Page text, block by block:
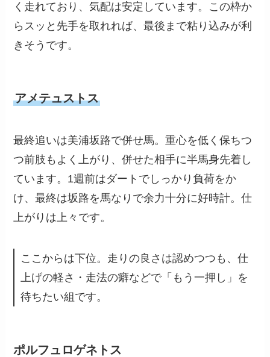
く走れており、気配は安定しています。この枠か
らスッと先手を取れれば、最後まで粘り込みが利
きそうです。
アメテュストス
最終追いは美浦坂路で併せ馬。重心を低く保ちつ
つ前肢もよく上がり、併せた相手に半馬身先着し
ています。1週前はダートでしっかり負荷をか
け、最終は坂路を馬なりで余力十分に好時計。仕
上がりは上々です。
ここからは下位。走りの良さは認めつつも、仕
上げの軽さ・走法の癖などで「もう一押し」を
待ちたい組です。
ポルフュロゲネトス